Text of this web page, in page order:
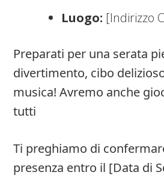
Luogo: [Indirizzo
Preparati per una serata
divertimento, cibo
musica! Avremo anche
tutti
Ti preghiamo di
presenza entro il [Data di